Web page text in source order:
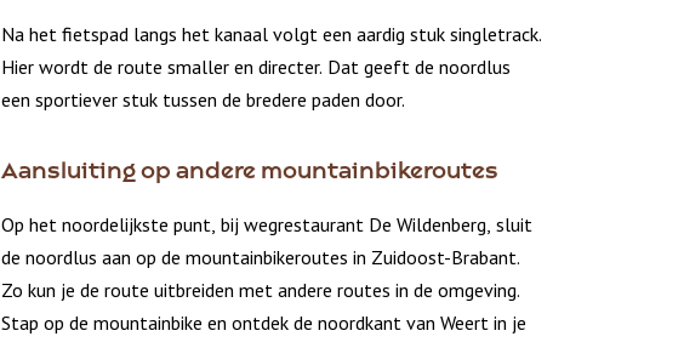
Na het fietspad langs het kanaal volgt een aardig stuk singletrack.
Hier wordt de route smaller en directer. Dat geeft de noordlus
een sportiever stuk tussen de bredere paden door.
Aansluiting op andere mountainbikeroutes
Op het noordelijkste punt, bij wegrestaurant De Wildenberg, sluit
de noordlus aan op de mountainbikeroutes in Zuidoost-Brabant.
Zo kun je de route uitbreiden met andere routes in de omgeving.
Stap op de mountainbike en ontdek de noordkant van Weert in je